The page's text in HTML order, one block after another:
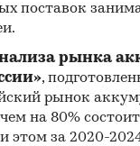
поставок
рынка
,
рынок
на 80%
этом за 2020-